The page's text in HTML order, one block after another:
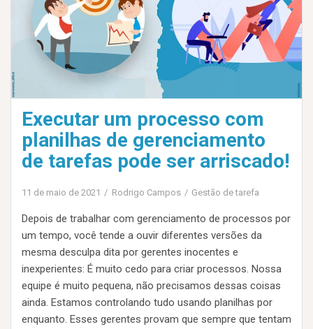
Executar um processo com
planilhas de gerenciamento
de tarefas pode ser arriscado!
11 de maio de 2021 Rodrigo Campos Gestão de tarefa
Depois de trabalhar com gerenciamento de processos por
um tempo, você tende a ouvir diferentes versões da
mesma desculpa dita por gerentes inocentes e
inexperientes: É muito cedo para criar processos. Nossa
equipe é muito pequena, não precisamos dessas coisas
ainda. Estamos controlando tudo usando planilhas por
enquanto. Esses gerentes provam que sempre que tentam